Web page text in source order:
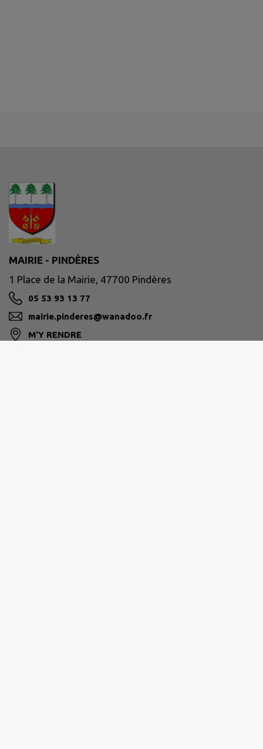
MAIRIE - PINDÈRES
1 Place de la Mairie, 47700 Pindères
05 53 93 13 77
mairie.pinderes@wanadoo.fr
M'Y RENDRE